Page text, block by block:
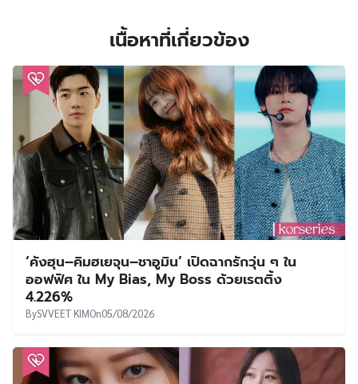
เนื้อหาที่เกี่ยวข้อง
‘คังฮุน–คิมฮเยจุน–ชาอูมิน’ เปิดฉากรักวุ่น ๆ ใน
ออฟฟิศ ใน My Bias, My Boss ด้วยเรตติ้ง
4.226%
BySVVEET KIMOn05/08/2026